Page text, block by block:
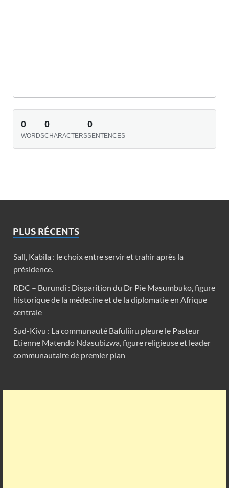
0
WORDS
0
CHARACTERS
0
SENTENCES
PLUS RÉCENTS
Sall, Kabila : le choix entre servir et trahir après la
présidence.
RDC – Burundi : Disparition du Dr Pie Masumbuko, figure
historique de la médecine et de la diplomatie en Afrique
centrale
Sud-Kivu : La communauté Bafuliiru pleure le Pasteur
Etienne Matendo Ndasubizwa, figure religieuse et leader
communautaire de premier plan